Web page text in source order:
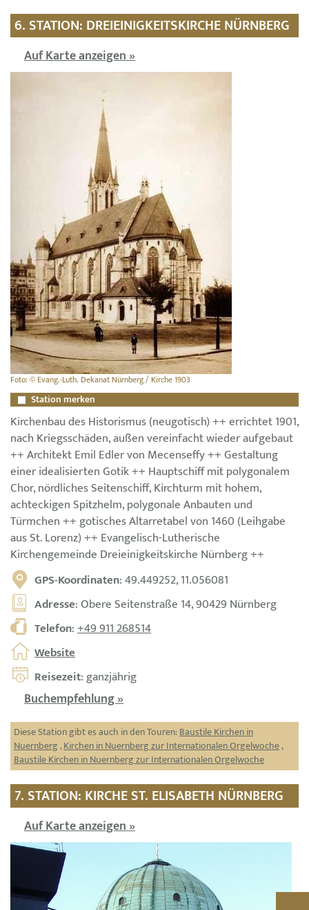
6. STATION: DREIEINIGKEITSKIRCHE NÜRNBERG
Auf Karte anzeigen »
Foto: © Evang.-Luth. Dekanat Nürnberg / Kirche 1903
Station merken
Kirchenbau des Historismus (neugotisch) ++ errichtet 1901,
nach Kriegsschäden, außen vereinfacht wieder aufgebaut
++ Architekt Emil Edler von Mecenseffy ++ Gestaltung
einer idealisierten Gotik ++ Hauptschiff mit polygonalem
Chor, nördliches Seitenschiff, Kirchturm mit hohem,
achteckigen Spitzhelm, polygonale Anbauten und
Türmchen ++ gotisches Altarretabel von 1460 (Leihgabe
aus St. Lorenz) ++ Evangelisch-Lutherische
Kirchengemeinde Dreieinigkeitskirche Nürnberg ++
GPS-Koordinaten: 49.449252, 11.056081
Adresse: Obere Seitenstraße 14, 90429 Nürnberg
Telefon:+49 911 268514
Website
Reisezeit: ganzjährig
Buchempfehlung »
Diese Station gibt es auch in den Touren:Baustile Kirchen in
Nuernberg ,Kirchen in Nuernberg zur Internationalen Orgelwoche,
Baustile Kirchen in Nuernberg zur Internationalen Orgelwoche
7. STATION: KIRCHE ST. ELISABETH NÜRNBERG
Auf Karte anzeigen »